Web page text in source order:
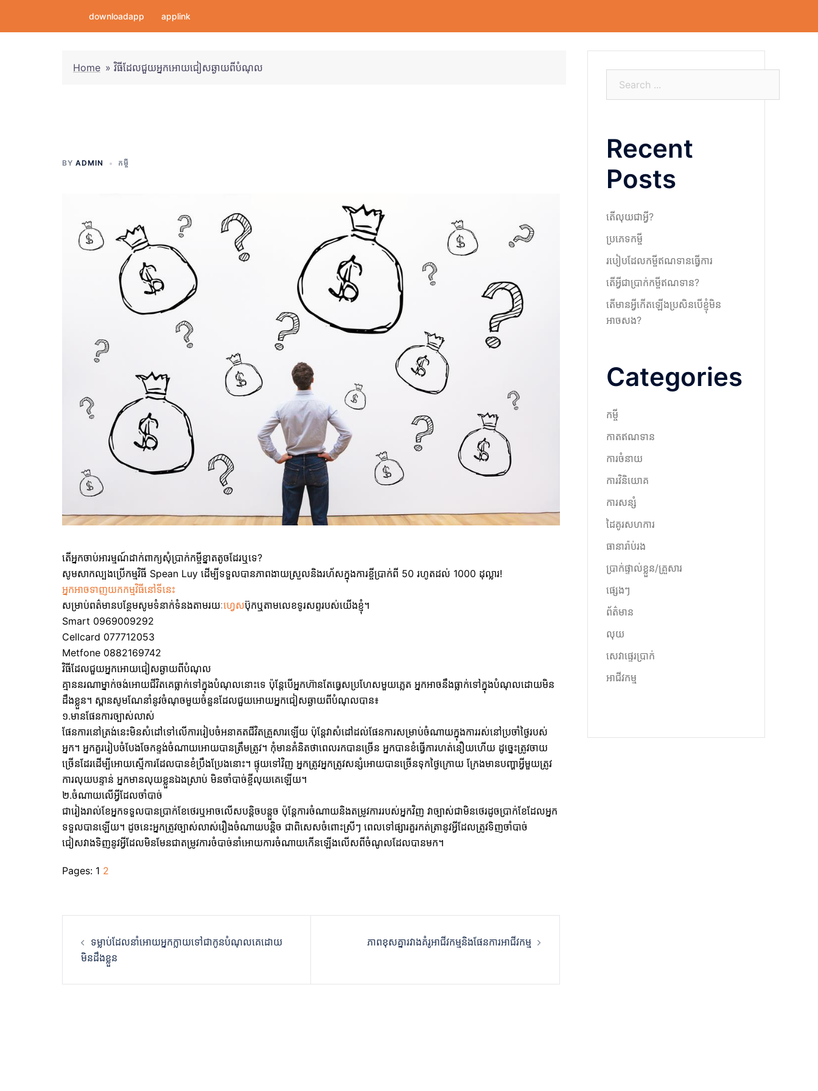
downloadapp applink
Home » វិធីដែលជួយអ្នកអោយជៀសឆ្ងាយពីបំណុល
BY ADMIN កម្ចី
តើអ្នកចាប់អារម្មណ៍ដាក់ពាក្យសុំប្រាក់កម្ចីខ្នាតតូចដែរឬទេ?
សូមសាកល្បងប្រើកម្មវិធី Spean Luy ដើម្បីទទួលបានភាពងាយស្រួលនិងរហ័សក្នុងការខ្ចីប្រាក់ពី 50 រហូតដល់ 1000 ដុល្លារ!
អ្នកអាចទាញយកកម្មវិធីនៅទីនេះ
សម្រាប់ពត៌មានបន្ថែមសូមទំនាក់ទំនងតាមរយៈហ្វេសប៊ុកឬតាមលេខទូរសព្ទរបស់យើងខ្ញុំ។
Smart 0969009292
Cellcard 077712053
Metfone 0882169742
វិធីដែលជួយអ្នកអោយជៀសឆ្ងាយពីបំណុល
គ្មាននរណាម្នាក់ចង់អោយជីវិតគេធ្លាក់ទៅក្នុងបំណុលនោះទេ ប៉ុន្តែបើអ្នកហ៊ានតែធ្វេសប្រហែសមួយភ្លេត អ្នកអាចនឹងធ្លាក់ទៅក្នុងបំណុលដោយមិន
ដឹងខ្លួន។ ស្ពានសូមណែនាំនូវចំណុចមួយចំនួនដែលជួយអោយអ្នកជៀសឆ្ងាយពីបំណុលបាន៖
១.មានផែនការច្បាស់លាស់
ផែនការនៅត្រង់នេះមិនសំដៅទៅលើការរៀបចំអនាគតជីវិតគ្រួសារឡើយ ប៉ុន្តែវាសំដៅដល់ផែនការសម្រាប់ចំណាយក្នុងការរស់នៅប្រចាំថ្ងៃរបស់
អ្នក។ អ្នកគួររៀបចំបែងចែកខ្ទង់ចំណាយអោយបានត្រឹមត្រូវ។ កុំមានគំនិតថាពេលរកបានច្រើន អ្នកបានខំធ្វើការហត់នឿយហើយ ដូច្នេះត្រូវចាយ
ច្រើនដែរដើម្បីអោយស្មើការដែលបានខំប្រឹងប្រែងនោះ។ ផ្ទុយទៅវិញ អ្នកត្រូវអ្នកត្រូវសន្សំអោយបានច្រើនទុកថ្ងៃក្រោយ ក្រែងមានបញ្ហាអ្វីមួយត្រូវ
ការលុយបន្ទាន់ អ្នកមានលុយខ្លួនឯងស្រាប់ មិនចាំបាច់ខ្ចីលុយគេឡើយ។
២.ចំណាយលើអ្វីដែលចាំបាច់
ជារៀងរាល់ខែអ្នកទទួលបានប្រាក់ខែថេរឬអាចលើសបន្តិចបន្តួច ប៉ុន្តែការចំណាយនិងតម្រូវការរបស់អ្នកវិញ វាច្បាស់ជាមិនថេរដូចបា្រក់ខែដែលអ្នក
ទទួលបានឡើយ។ ដូចនេះអ្នកត្រូវច្បាស់លាស់រឿងចំណាយបន្តិច ជាពិសេសចំពោះស្រីៗ ពេលទៅផ្សារគួរកត់ត្រានូវអ្វីដែលត្រូវទិញចាំបាច់
ជៀសវាងទិញនូវអ្វីដែលមិនមែនជាតម្រូវការចំបាច់នាំអោយការចំណាយកើនឡើងលើសពីចំណូលដែលបានមក។
Pages: 1 2
Post
navigation
ទម្លាប់ដែលនាំអោយអ្នកក្លាយទៅជាកូនបំណុលគេដោយ
មិនដឹងខ្លួន
ភាពខុសគ្នារវាងគំរូអាជីវកម្មនិងផែនការអាជីវកម្ម
c
h
Recent
Posts
តើលុយជាអ្វី?
ប្រភេទកម្ចី
របៀបដែលកម្ចីឥណទានធ្វើការ
តើអ្វីជាប្រាក់កម្ចីឥណទាន?
តើមានអ្វីកើតឡើងប្រសិនបើខ្ញុំមិន
អាចសង?
Categories
កម្ចី
កាតឥណទាន
ការចំនាយ
ការវិនិយោគ
ការសន្សំ
ដៃគូរសហការ
ធានារ៉ាប់រង
ប្រាក់ផ្ទាល់ខ្លួន/គ្រួសារ
ផ្សេងៗ
ព័ត៌មាន
លុយ
សេវាផ្ទេរប្រាក់
អាជីវកម្ម